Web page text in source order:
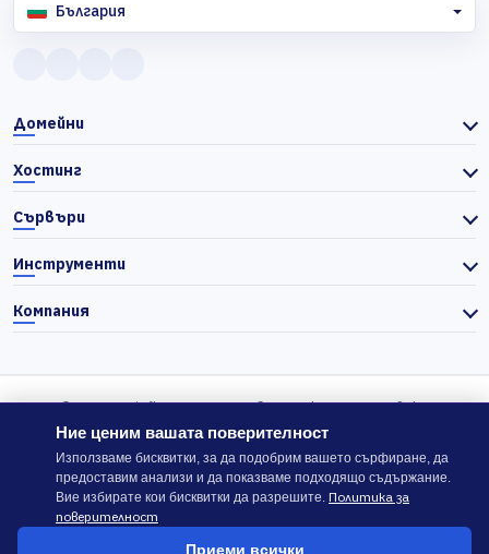
България
Домейни
Хостинг
Сървъри
Инструменти
Компания
© 2026 Actiefhost. Съгласно българското търговско
законодателство цените в сайта се показват без ДДС, а ДДС се
изчислява отделно при завършване на поръчката, когато е
приложимо.
Ние ценим вашата поверителност
Използваме бисквитки, за да подобрим вашето сърфиране, да
предоставим анализи и да показваме подходящо съдържание.
Вие избирате кои бисквитки да разрешите. Политика за
поверителност
Приеми всички